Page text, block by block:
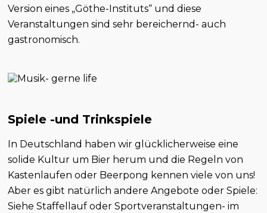
Version eines „Göthe-Instituts“ und diese
Veranstaltungen sind sehr bereichernd- auch
gastronomisch.
Spiele -und Trinkspiele
In Deutschland haben wir glücklicherweise eine
solide Kultur um Bier herum und die Regeln von
Kastenlaufen oder Beerpong kennen viele von uns!
Aber es gibt natürlich andere Angebote oder Spiele:
Siehe Staffellauf oder Sportveranstaltungen- im